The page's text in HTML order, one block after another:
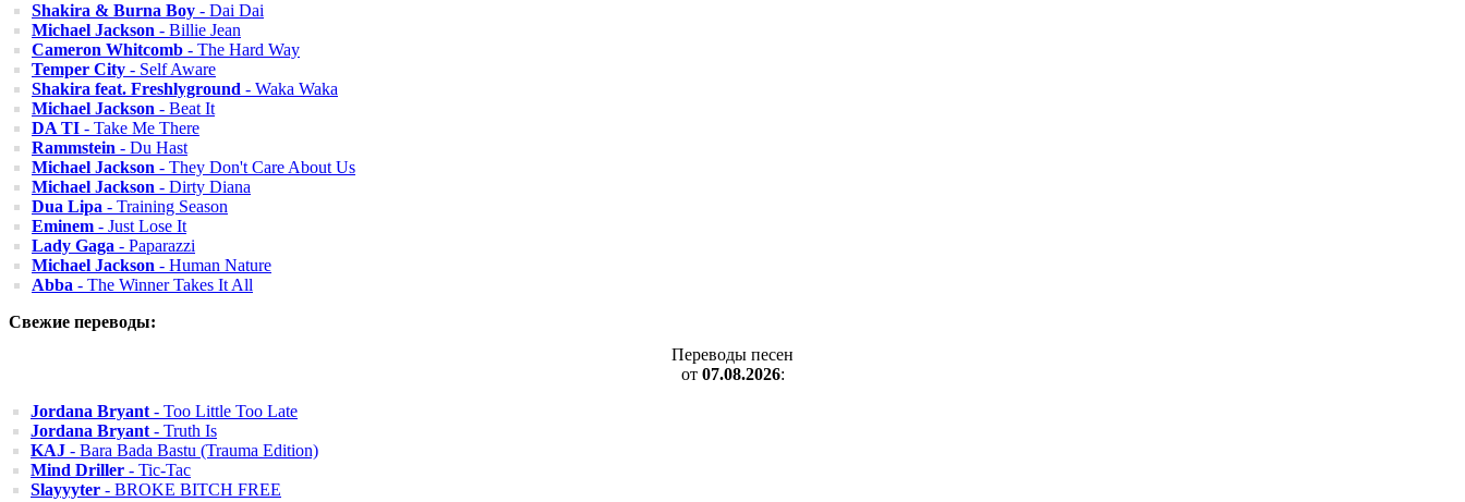
Shakira & Burna Boy - Dai Dai
Michael Jackson - Billie Jean
Cameron Whitcomb - The Hard Way
Temper City - Self Aware
Shakira feat. Freshlyground - Waka Waka
Michael Jackson - Beat It
DA TI - Take Me There
Rammstein - Du Hast
Michael Jackson - They Don't Care About Us
Michael Jackson - Dirty Diana
Dua Lipa - Training Season
Eminem - Just Lose It
Lady Gaga - Paparazzi
Michael Jackson - Human Nature
Abba - The Winner Takes It All
Свежие переводы:
Переводы песен
от 07.08.2026:
Jordana Bryant - Too Little Too Late
Jordana Bryant - Truth Is
KAJ - Bara Bada Bastu (Trauma Edition)
Mind Driller - Tic-Tac
Slayyyter - BROKE BITCH FREE